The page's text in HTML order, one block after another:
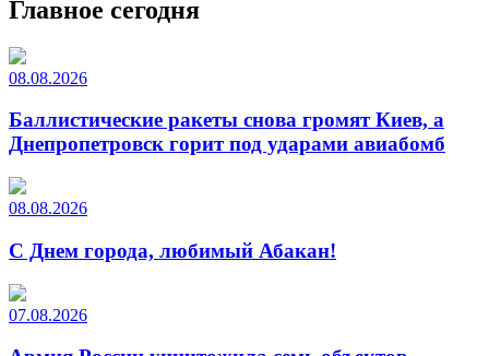
Главное сегодня
08.08.2026
Баллистические ракеты снова громят Киев, а
Днепропетровск горит под ударами авиабомб
08.08.2026
С Днем города, любимый Абакан!
07.08.2026